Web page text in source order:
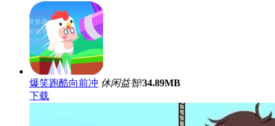
爆笑跑酷向前冲 休闲益智/34.89MB
下载